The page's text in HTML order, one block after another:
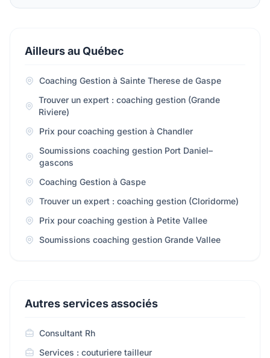
Ailleurs au Québec
Coaching Gestion à Sainte Therese de Gaspe
Trouver un expert : coaching gestion (Grande
Riviere)
Prix pour coaching gestion à Chandler
Soumissions coaching gestion Port Daniel–
gascons
Coaching Gestion à Gaspe
Trouver un expert : coaching gestion (Cloridorme)
Prix pour coaching gestion à Petite Vallee
Soumissions coaching gestion Grande Vallee
Autres services associés
Consultant Rh
Services : couturiere tailleur